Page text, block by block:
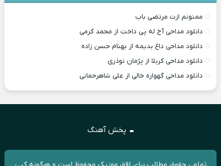
ممنونم ازت مرتضی باب
دانلود مداحی آخ له پی داخت از محمد کرمی
دانلود مداحی داغ بدیمه از بهنام حسن زاده
دانلود مداحی کربلا از پژمان نوذری
دانلود مداحی گهواره خالی از علی شاهرحمانی
پخش آهنگ